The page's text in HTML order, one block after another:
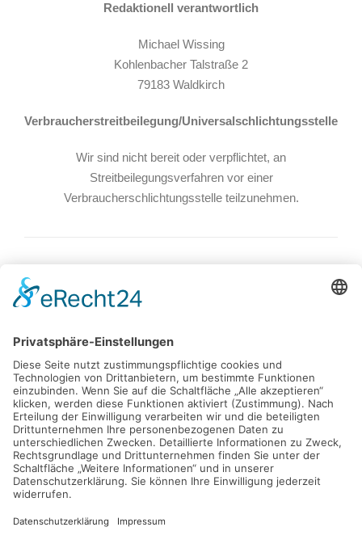
Redaktionell verantwortlich
Michael Wissing
Kohlenbacher Talstraße 2
79183 Waldkirch
Verbraucher­streit­beilegung/Universal­schlichtungs­stelle
Wir sind nicht bereit oder verpflichtet, an
Streitbeilegungsverfahren vor einer
Verbraucherschlichtungsstelle teilzunehmen.